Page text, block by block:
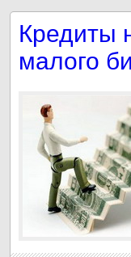
Кредиты
малого